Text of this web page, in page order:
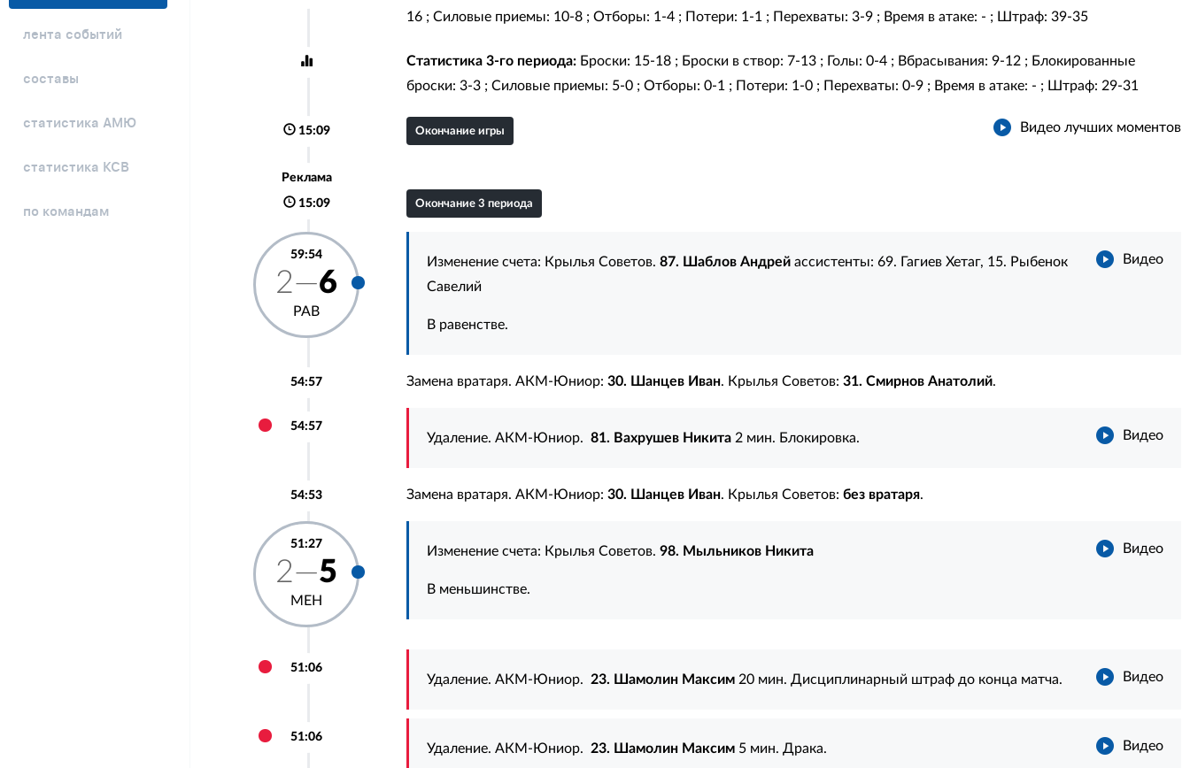
лента событий
составы
статистика АМЮ
статистика КСВ
по командам
16 ; Силовые приемы: 10-8 ; Отборы: 1-4 ; Потери: 1-1 ; Перехваты: 3-9 ; Время в атаке: - ; Штраф: 39-35
Статистика 3-го периода:Броски: 15-18 ; Броски в створ: 7-13 ; Голы: 0-4 ; Вбрасывания: 9-12 ; Блокированные
броски: 3-3 ; Силовые приемы: 5-0 ; Отборы: 0-1 ; Потери: 1-0 ; Перехваты: 0-9 ; Время в атаке: - ; Штраф: 29-31
15:09 Видео лучших моментов
Окончание игры
Реклама
15:09 Окончание 3 периода
59:54
2—6
РАВ
Видео
Изменение счета: Крылья Советов. 87. Шаблов Андрейассистенты: 69. Гагиев Хетаг, 15. Рыбенок
Савелий
В равенстве.
54:57 Замена вратаря. АКМ-Юниор: 30. Шанцев Иван. Крылья Советов: 31. Смирнов Анатолий.
54:57
Видео
Удаление. АКМ-Юниор. 81. Вахрушев Никита2 мин. Блокировка.
54:53 Замена вратаря. АКМ-Юниор: 30. Шанцев Иван. Крылья Советов: без вратаря.
51:27
2—5
МЕН
Видео
Изменение счета: Крылья Советов. 98. Мыльников Никита
В меньшинстве.
51:06
Видео
Удаление. АКМ-Юниор. 23. Шамолин Максим20 мин. Дисциплинарный штраф до конца матча.
51:06
Видео
Удаление. АКМ-Юниор. 23. Шамолин Максим5 мин. Драка.